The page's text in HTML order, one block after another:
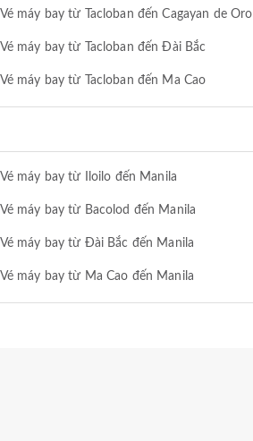
Vé máy bay từ Tacloban đến Cagayan de Oro
Vé máy bay từ Tacloban đến Đài Bắc
Vé máy bay từ Tacloban đến Ma Cao
Vé máy bay từ Iloilo đến Manila
Vé máy bay từ Bacolod đến Manila
Vé máy bay từ Đài Bắc đến Manila
Vé máy bay từ Ma Cao đến Manila